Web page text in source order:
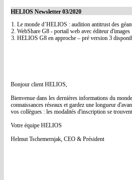
1. Le monde d’HELIOS : audition antitrust des
2. WebShare G8 - portail web avec éditeur d'images
3. HELIOS G8 en approche – pré version 3
HELIOS Newsletter 03/2020
Bonjour client HELIOS,
Bienvenue dans les dernières informations du
connaissances réseaux et gardez une longueur
vos collègues : les modalités d'inscription se
Votre équipe HELIOS
Helmut Tschemernjak, CEO & Président